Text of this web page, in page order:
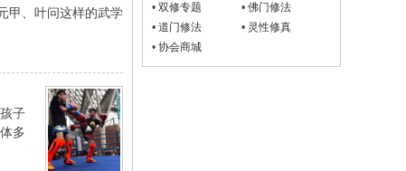
甲、叶问这样的武学
子
多
• 双修专题 • 佛门修法
• 道门修法 • 灵性修真
• 协会商城